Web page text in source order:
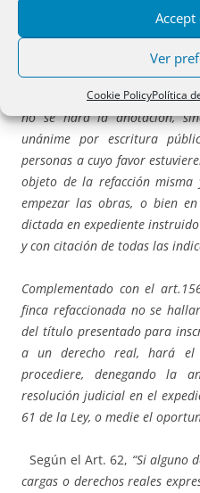
Accept
Ver
Cookie PolicyPolítica
Si la finca y las cargas están
Según el Art. 61 LH,“Si la
refacción estuviere sujeta a
no se hará la anotación,
unánime por escritura
personas a cuyo favor
objeto de la refacción
empezar las obras, o bien
dictada en expediente
y con citación de todas las
Complementado con el
finca refaccionada no se
del título presentado para
a un derecho real, hará el
procediere, denegando la
resolución judicial en el
61 de la Ley, o medie el
Según el Art. 62, “Si alguno
cargas o derechos reales